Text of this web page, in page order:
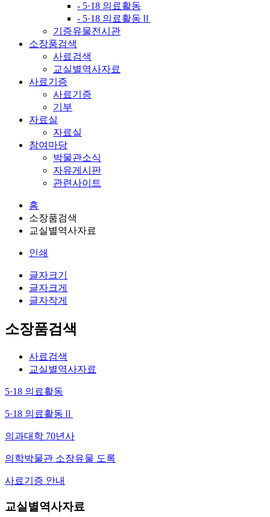
- 5·18 의료활동
- 5·18 의료활동Ⅱ
기증유물전시관
소장품검색
사료검색
교실별역사자료
사료기증
사료기증
기부
자료실
자료실
참여마당
박물관소식
자유게시판
관련사이트
홈
소장품검색
교실별역사자료
인쇄
글자크기
글자크게
글자작게
소장품검색
사료검색
교실별역사자료
5·18 의료활동
5·18 의료활동Ⅱ
의과대학 70년사
의학박물관 소장유물 도록
사료기증 안내
교실별역사자료